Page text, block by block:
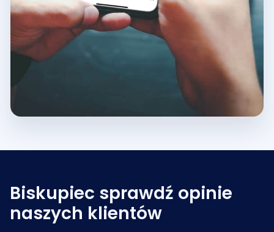
Biskupiec sprawdź opinie
naszych klientów